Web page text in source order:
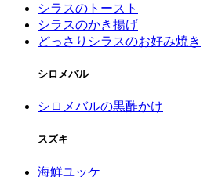
シラスのトースト
シラスのかき揚げ
どっさりシラスのお好み焼き
シロメバル
シロメバルの黒酢かけ
スズキ
海鮮ユッケ